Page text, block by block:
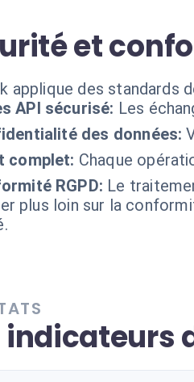
et
applique des standards
API sécurisé: Les
des données:
complet: Chaque
RGPD: Le
plus loin sur la
indicateurs